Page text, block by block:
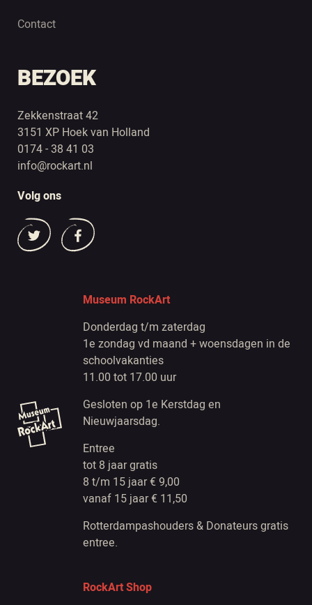
Contact
BEZOEK
Zekkenstraat 42
3151 XP Hoek van Holland
0174 - 38 41 03
info@rockart.nl
Volg ons
Museum RockArt
Donderdag t/m zaterdag
1e zondag vd maand + woensdagen in de
schoolvakanties
11.00 tot 17.00 uur
Gesloten op 1e Kerstdag en
Nieuwjaarsdag.
Entree
tot 8 jaar gratis
8 t/m 15 jaar € 9,00
vanaf 15 jaar € 11,50
Rotterdampashouders & Donateurs gratis
entree.
RockArt Shop